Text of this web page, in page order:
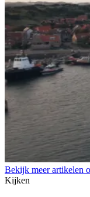
Bekijk meer artikelen
Kijken